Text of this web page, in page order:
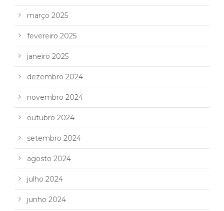
março 2025
fevereiro 2025
janeiro 2025
dezembro 2024
novembro 2024
outubro 2024
setembro 2024
agosto 2024
julho 2024
junho 2024